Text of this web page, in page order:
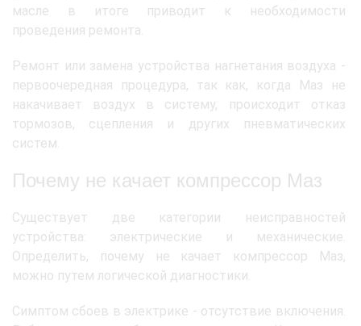
масле в итоге приводит к необходимости
проведения ремонта.
Ремонт или замена устройства нагнетания воздуха -
первоочередная процедура, так как, когда Маз не
накачивает воздух в систему, происходит отказ
тормозов, сцепления и других пневматических
систем.
Почему не качает компрессор Маз
Существует две категории неисправностей
устройства: электрические и механические.
Определить, почему не качает компрессор Маз,
можно путем логической диагностики.
Симптом сбоев в электрике - отсутствие включения.